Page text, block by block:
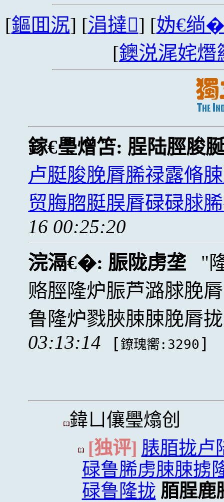
[鏂囬泦] [涓撻] [妫€绱
[鐭涚浘姹熸
鎵€璺熷笘: 脭陆脛脧
卢脡脧脕脣脪禄露脩
贸脢脗脡脵脣碌碌脙
16 00:25:20
浣滆€�: 脤陇虏垄
赂脛隆炉脤芦潞脙脕
鲁隆炉戮脥脨脨脕脣
03:13:14
[鐐瑰嚮:3290 ]
鍏ㄩ儴璺熻创
[独评] 脿脜拢卢
碌鲁脪虏脨脨掳
碌鲁隆拢 脜脭鹿